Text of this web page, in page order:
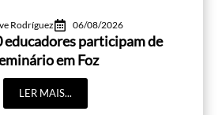
Rodríguez 06/08/2026
educadores participam de
em Foz
LER MAIS...